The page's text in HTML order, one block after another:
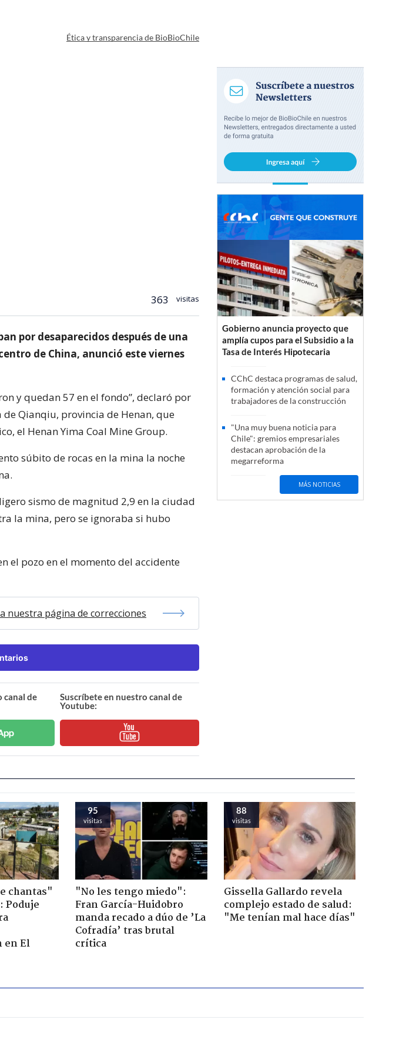
Ética y transparencia de BioBioChile
363 visitas
por desaparecidos después de una
de China, anunció este viernes
y quedan 57 en el fondo”, declaró por
Qianqiu, provincia de Henan, que
el Henan Yima Coal Mine Group.
súbito de rocas en la mina la noche
sismo de magnitud 2,9 en la ciudad
la mina, pero se ignoraba si hubo
el pozo en el momento del accidente
nuestra página de correcciones
canal de
Suscríbete en nuestro canal de
Youtube:
Gobierno anuncia proyecto que
amplía cupos para el Subsidio a la
Tasa de Interés Hipotecaria
CChC destaca programas de salud,
formación y atención social para
trabajadores de la construcción
"Una muy buena noticia para
Chile": gremios empresariales
destacan aprobación de la
megarreforma
MÁS NOTICIAS
chantas"
Poduje
en El
95
visitas
"No les tengo miedo":
Fran García-Huidobro
manda recado a dúo de ’La
Cofradía’ tras brutal
crítica
88
visitas
Gissella Gallardo revela
complejo estado de salud:
"Me tenían mal hace días"